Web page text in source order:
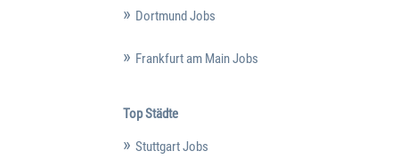
Dortmund Jobs
Frankfurt am Main Jobs
Top Städte
Stuttgart Jobs